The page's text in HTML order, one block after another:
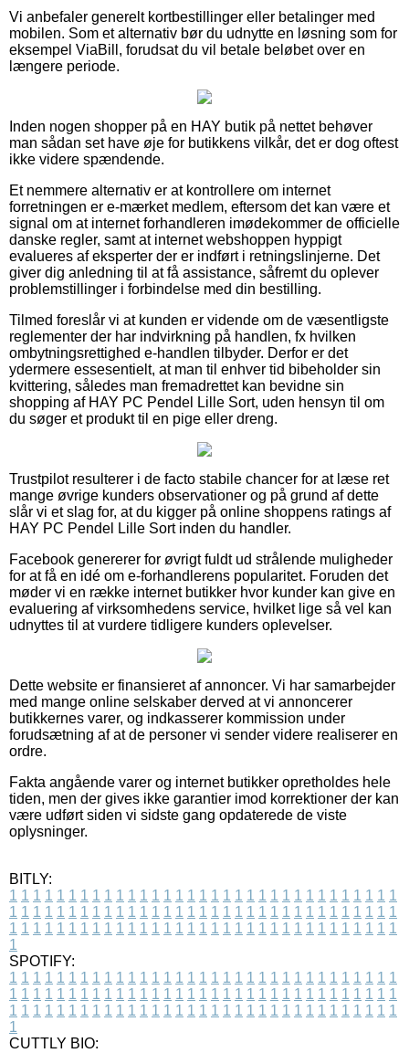
Vi anbefaler generelt kortbestillinger eller betalinger med
mobilen. Som et alternativ bør du udnytte en løsning som for
eksempel ViaBill, forudsat du vil betale beløbet over en
længere periode.
Inden nogen shopper på en HAY butik på nettet behøver
man sådan set have øje for butikkens vilkår, det er dog oftest
ikke videre spændende.
Et nemmere alternativ er at kontrollere om internet
forretningen er e-mærket medlem, eftersom det kan være et
signal om at internet forhandleren imødekommer de officielle
danske regler, samt at internet webshoppen hyppigt
evalueres af eksperter der er indført i retningslinjerne. Det
giver dig anledning til at få assistance, såfremt du oplever
problemstillinger i forbindelse med din bestilling.
Tilmed foreslår vi at kunden er vidende om de væsentligste
reglementer der har indvirkning på handlen, fx hvilken
ombytningsrettighed e-handlen tilbyder. Derfor er det
ydermere essesentielt, at man til enhver tid bibeholder sin
kvittering, således man fremadrettet kan bevidne sin
shopping af HAY PC Pendel Lille Sort, uden hensyn til om
du søger et produkt til en pige eller dreng.
Trustpilot resulterer i de facto stabile chancer for at læse ret
mange øvrige kunders observationer og på grund af dette
slår vi et slag for, at du kigger på online shoppens ratings af
HAY PC Pendel Lille Sort inden du handler.
Facebook genererer for øvrigt fuldt ud strålende muligheder
for at få en idé om e-forhandlerens popularitet. Foruden det
møder vi en række internet butikker hvor kunder kan give en
evaluering af virksomhedens service, hvilket lige så vel kan
udnyttes til at vurdere tidligere kunders oplevelser.
Dette website er finansieret af annoncer. Vi har samarbejder
med mange online selskaber derved at vi annoncerer
butikkernes varer, og indkasserer kommission under
forudsætning af at de personer vi sender videre realiserer en
ordre.
Fakta angående varer og internet butikker opretholdes hele
tiden, men der gives ikke garantier imod korrektioner der kan
være udført siden vi sidste gang opdaterede de viste
oplysninger.
BITLY:
1 1 1 1 1 1 1 1 1 1 1 1 1 1 1 1 1 1 1 1 1 1 1 1 1 1 1 1 1 1 1 1 1
1 1 1 1 1 1 1 1 1 1 1 1 1 1 1 1 1 1 1 1 1 1 1 1 1 1 1 1 1 1 1 1 1
1 1 1 1 1 1 1 1 1 1 1 1 1 1 1 1 1 1 1 1 1 1 1 1 1 1 1 1 1 1 1 1 1
1
SPOTIFY:
1 1 1 1 1 1 1 1 1 1 1 1 1 1 1 1 1 1 1 1 1 1 1 1 1 1 1 1 1 1 1 1 1
1 1 1 1 1 1 1 1 1 1 1 1 1 1 1 1 1 1 1 1 1 1 1 1 1 1 1 1 1 1 1 1 1
1 1 1 1 1 1 1 1 1 1 1 1 1 1 1 1 1 1 1 1 1 1 1 1 1 1 1 1 1 1 1 1 1
1
CUTTLY BIO: